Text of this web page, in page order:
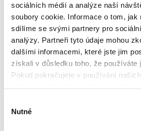
sociálních médií a analýze naší
soubory cookie. Informace o tom, jak
sdílíme se svými partnery pro
analýzy. Partneři tyto údaje mohou
dalšími informacemi, které jste jim
získali v důsledku toho, že používáte
Pokud pokračujete v používání
souhlasu
Nutné